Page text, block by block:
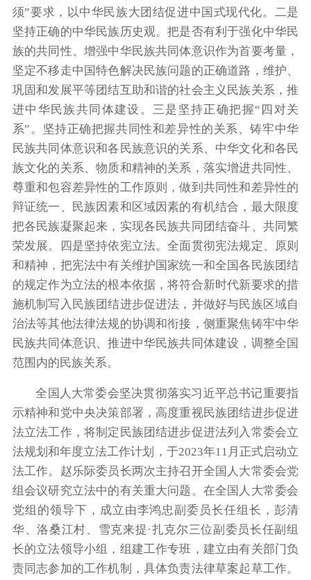
须”要求，以中华民族大团结促进中国式现代化。二是
坚持正确的中华民族历史观。把是否有利于强化中华民
族的共同性、增强中华民族共同体意识作为首要考量，
坚定不移走中国特色解决民族问题的正确道路，维护、
巩固和发展平等团结互助和谐的社会主义民族关系，推
进中华民族共同体建设。三是坚持正确把握“四对关
系”。坚持正确把握共同性和差异性的关系、铸牢中华
民族共同体意识和各民族意识的关系、中华文化和各民
族文化的关系、物质和精神的关系，落实增进共同性、
尊重和包容差异性的工作原则，做到共同性和差异性的
辩证统一、民族因素和区域因素的有机结合，最大限度
把各民族凝聚起来，实现各民族共同团结奋斗、共同繁
荣发展。四是坚持依宪立法。全面贯彻宪法规定、原则
和精神，把宪法中有关维护国家统一和全国各民族团结
的规定作为立法的根本依据，将符合新时代新要求的措
施机制写入民族团结进步促进法，并做好与民族区域自
治法等其他法律法规的协调和衔接，侧重聚焦铸牢中华
民族共同体意识、推进中华民族共同体建设，调整全国
范围内的民族关系。
全国人大常委会坚决贯彻落实习近平总书记重要指
示精神和党中央决策部署，高度重视民族团结进步促进
法立法工作，将制定民族团结进步促进法列入常委会立
法规划和年度立法工作计划，于2023年11月正式启动立
法工作。赵乐际委员长两次主持召开全国人大常委会党
组会议研究立法中的有关重大问题。在全国人大常委会
党组的领导下，成立由李鸿忠副委员长任组长，彭清
华、洛桑江村、雪克来提·扎克尔三位副委员长任副组
长的立法领导小组，组建工作专班，建立由有关部门负
责同志参加的工作机制，具体负责法律草案起草工作。